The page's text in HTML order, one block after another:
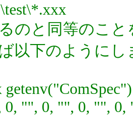
のと同等のこ
以下のようにし
"", 0, "", 0, "", 0,